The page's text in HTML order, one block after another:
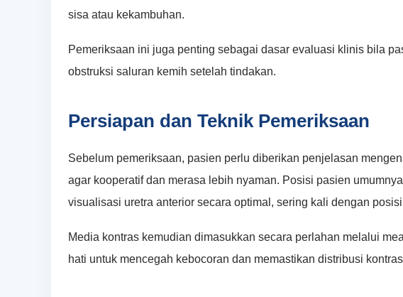
sisa atau kekambuhan.
Pemeriksaan ini juga penting sebagai dasar evaluasi klinis bila
obstruksi saluran kemih setelah tindakan.
Persiapan dan Teknik Pemeriksaan
Sebelum pemeriksaan, pasien perlu diberikan penjelasan
agar kooperatif dan merasa lebih nyaman. Posisi pasien
visualisasi uretra anterior secara optimal, sering kali dengan
Media kontras kemudian dimasukkan secara perlahan melalui
hati untuk mencegah kebocoran dan memastikan distribusi